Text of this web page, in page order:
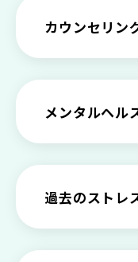
分に困っ
対処法せ
自分の人生
ば？ 人生
プを解説
【恋愛】復
抑えられな
【家庭内の
【恋愛で裏
恋愛依存か
【子供が
できる社会
カウンセリン
心理カウ
や実際の流
心理カウン
る発展
いろいろあ
メンタルヘル
日本のメ
や法律の歴
過去のストレ